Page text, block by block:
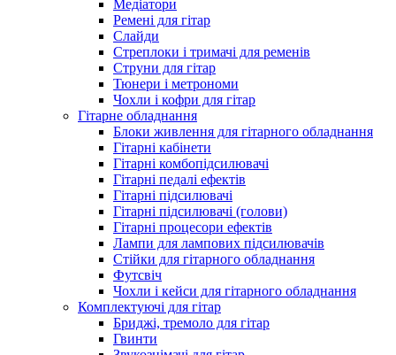
Медіатори
Ремені для гітар
Слайди
Стреплоки і тримачі для ременів
Струни для гітар
Тюнери і метрономи
Чохли і кофри для гітар
Гітарне обладнання
Блоки живлення для гітарного обладнання
Гітарні кабінети
Гітарні комбопідсилювачі
Гітарні педалі ефектів
Гітарні підсилювачі
Гітарні підсилювачі (голови)
Гітарні процесори ефектів
Лампи для лампових підсилювачів
Стійки для гітарного обладнання
Футсвіч
Чохли і кейси для гітарного обладнання
Комплектуючі для гітар
Бриджі, тремоло для гітар
Гвинти